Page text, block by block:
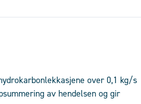
over 0,1 kg/s
av hendelsen og gir